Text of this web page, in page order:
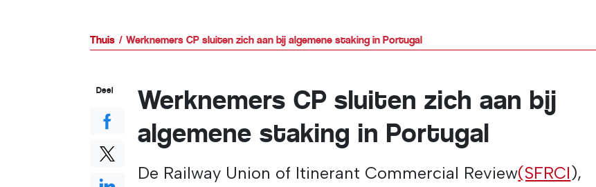
Thuis Werknemers CP sluiten zich aan bij algemene staking in Portugal
Werknemers CP sluiten zich aan bij
algemene staking in Portugal
De Railway Union of Itinerant Commercial Review(SFRCI),
Deel